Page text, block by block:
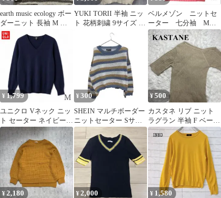
earth music ecology ボー
ダーニット 長袖 M 美
品【208】
YUKI TORII 半袖 ニッ
ト 花柄刺繍 9サイズ M
ベルメゾン ニットセ
ーター 七分袖 Mサ
イズ
¥ 1,799
ユニクロ Vネック ニッ
ト セーター ネイビー
長袖 M
¥ 300
SHEIN マルチボーダー
ニットセーター Sサイ
ズ
¥500
カスタネ リブ ニット
ラグラン 半袖 F ベージ
ュ【261】
¥2,180 ¥2,000 ¥ 1,580